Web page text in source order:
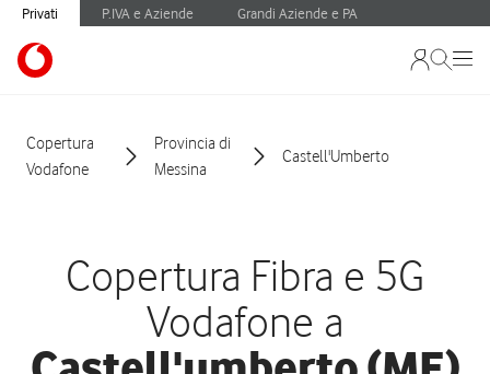
Privati P.IVA e Aziende Grandi Aziende e PA
Copertura
Vodafone
Provincia di
Messina
Castell'Umberto
Copertura Fibra e 5G
Vodafone a